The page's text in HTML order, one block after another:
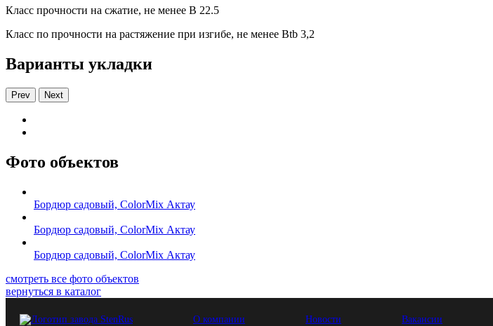
Класс прочности на сжатие, не менее В 22.5
Класс по прочности на растяжение при изгибе, не менее Вtb 3,2
Варианты укладки
Prev Next
Фото объектов
Бордюр садовый, ColorMix Актау
Бордюр садовый, ColorMix Актау
Бордюр садовый, ColorMix Актау
смотреть все фото объектов
вернуться в каталог
О компании Новости Вакансии